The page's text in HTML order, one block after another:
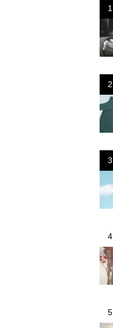
1
2
3
4
5